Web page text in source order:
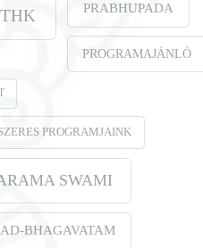
PRABHUPADA
PROGRAMAJÁNLÓ
PROGRAMJAINK
SWAMI
BHAGAVATAM